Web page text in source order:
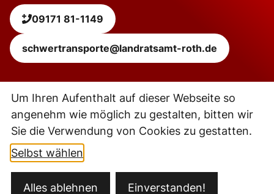
09171 81-1149
schwertransporte@landratsamt-roth.de
ÖffnungszeitenDatenschutz ImpressumBarrierefreiheitAnsprechpartner
Sitemap
Fernwartung/Teamviewer
Um Ihren Aufenthalt auf dieser Webseite so
angenehm wie möglich zu gestalten, bitten wir
Sie die Verwendung von Cookies zu gestatten.
Selbst wählen
Alles ablehnen Einverstanden!